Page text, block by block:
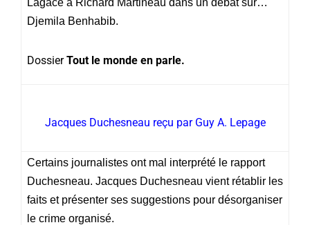
Djemila Benhabib.
DossierTout le monde en parle.
Jacques Duchesneau reçu par Guy A. Lepage
Certains journalistes ont mal interprété le rapport
Duchesneau. Jacques Duchesneau vient rétablir les
faits et présenter ses suggestions pour désorganiser
le crime organisé.